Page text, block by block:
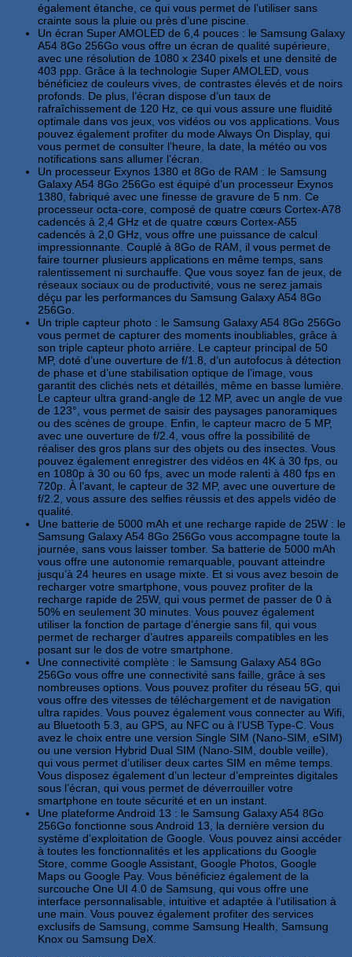
également étanche, ce qui vous permet de l’utiliser sans
crainte sous la pluie ou près d’une piscine.
Un écran Super AMOLED de 6,4 pouces : le Samsung Galaxy
A54 8Go 256Go vous offre un écran de qualité supérieure,
avec une résolution de 1080 x 2340 pixels et une densité de
403 ppp. Grâce à la technologie Super AMOLED, vous
bénéficiez de couleurs vives, de contrastes élevés et de noirs
profonds. De plus, l’écran dispose d’un taux de
rafraîchissement de 120 Hz, ce qui vous assure une fluidité
optimale dans vos jeux, vos vidéos ou vos applications. Vous
pouvez également profiter du mode Always On Display, qui
vous permet de consulter l’heure, la date, la météo ou vos
notifications sans allumer l’écran.
Un processeur Exynos 1380 et 8Go de RAM : le Samsung
Galaxy A54 8Go 256Go est équipé d’un processeur Exynos
1380, fabriqué avec une finesse de gravure de 5 nm. Ce
processeur octa-core, composé de quatre cœurs Cortex-A78
cadencés à 2,4 GHz et de quatre cœurs Cortex-A55
cadencés à 2,0 GHz, vous offre une puissance de calcul
impressionnante. Couplé à 8Go de RAM, il vous permet de
faire tourner plusieurs applications en même temps, sans
ralentissement ni surchauffe. Que vous soyez fan de jeux, de
réseaux sociaux ou de productivité, vous ne serez jamais
déçu par les performances du Samsung Galaxy A54 8Go
256Go.
Un triple capteur photo : le Samsung Galaxy A54 8Go 256Go
vous permet de capturer des moments inoubliables, grâce à
son triple capteur photo arrière. Le capteur principal de 50
MP, doté d’une ouverture de f/1.8, d’un autofocus à détection
de phase et d’une stabilisation optique de l’image, vous
garantit des clichés nets et détaillés, même en basse lumière.
Le capteur ultra grand-angle de 12 MP, avec un angle de vue
de 123°, vous permet de saisir des paysages panoramiques
ou des scènes de groupe. Enfin, le capteur macro de 5 MP,
avec une ouverture de f/2.4, vous offre la possibilité de
réaliser des gros plans sur des objets ou des insectes. Vous
pouvez également enregistrer des vidéos en 4K à 30 fps, ou
en 1080p à 30 ou 60 fps, avec un mode ralenti à 480 fps en
720p. À l’avant, le capteur de 32 MP, avec une ouverture de
f/2.2, vous assure des selfies réussis et des appels vidéo de
qualité.
Une batterie de 5000 mAh et une recharge rapide de 25W : le
Samsung Galaxy A54 8Go 256Go vous accompagne toute la
journée, sans vous laisser tomber. Sa batterie de 5000 mAh
vous offre une autonomie remarquable, pouvant atteindre
jusqu’à 24 heures en usage mixte. Et si vous avez besoin de
recharger votre smartphone, vous pouvez profiter de la
recharge rapide de 25W, qui vous permet de passer de 0 à
50% en seulement 30 minutes. Vous pouvez également
utiliser la fonction de partage d’énergie sans fil, qui vous
permet de recharger d’autres appareils compatibles en les
posant sur le dos de votre smartphone.
Une connectivité complète : le Samsung Galaxy A54 8Go
256Go vous offre une connectivité sans faille, grâce à ses
nombreuses options. Vous pouvez profiter du réseau 5G, qui
vous offre des vitesses de téléchargement et de navigation
ultra rapides. Vous pouvez également vous connecter au Wifi,
au Bluetooth 5.3, au GPS, au NFC ou à l’USB Type-C. Vous
avez le choix entre une version Single SIM (Nano-SIM, eSIM)
ou une version Hybrid Dual SIM (Nano-SIM, double veille),
qui vous permet d’utiliser deux cartes SIM en même temps.
Vous disposez également d’un lecteur d’empreintes digitales
sous l’écran, qui vous permet de déverrouiller votre
smartphone en toute sécurité et en un instant.
Une plateforme Android 13 : le Samsung Galaxy A54 8Go
256Go fonctionne sous Android 13, la dernière version du
système d’exploitation de Google. Vous pouvez ainsi accéder
à toutes les fonctionnalités et les applications du Google
Store, comme Google Assistant, Google Photos, Google
Maps ou Google Pay. Vous bénéficiez également de la
surcouche One UI 4.0 de Samsung, qui vous offre une
interface personnalisable, intuitive et adaptée à l’utilisation à
une main. Vous pouvez également profiter des services
exclusifs de Samsung, comme Samsung Health, Samsung
Knox ou Samsung DeX.